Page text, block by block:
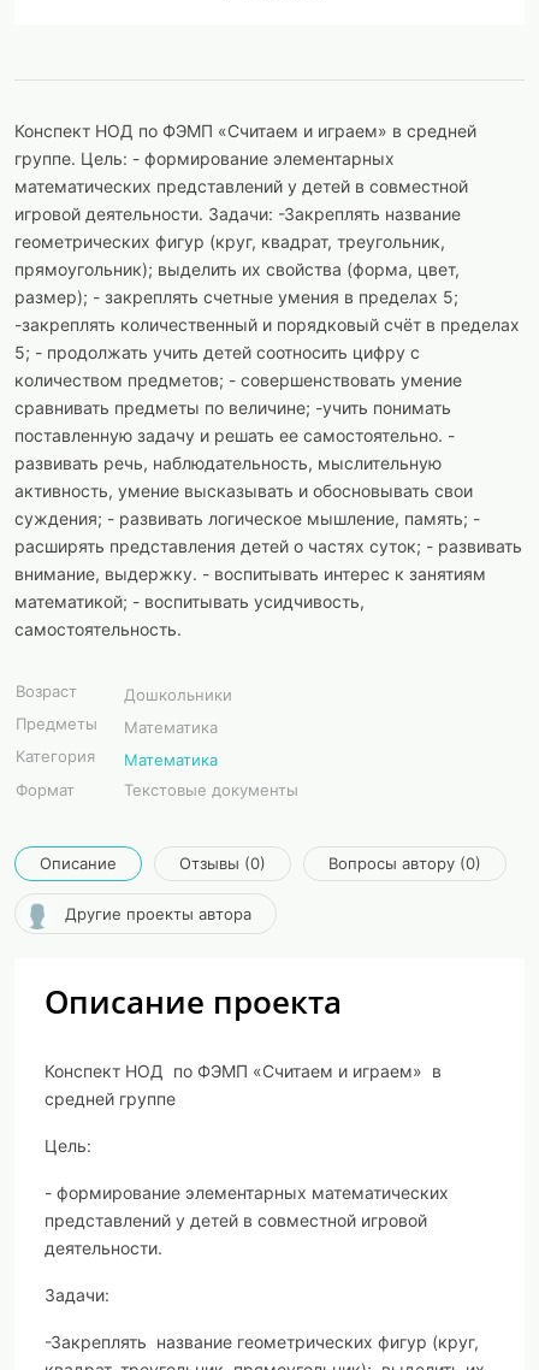
Конспект НОД по ФЭМП «Считаем и играем» в средней
группе. Цель: - формирование элементарных
математических представлений у детей в совместной
игровой деятельности. Задачи: -Закреплять название
геометрических фигур (круг, квадрат, треугольник,
прямоугольник); выделить их свойства (форма, цвет,
размер); - закреплять счетные умения в пределах 5;
-закреплять количественный и порядковый счёт в пределах
5; - продолжать учить детей соотносить цифру с
количеством предметов; - совершенствовать умение
сравнивать предметы по величине; -учить понимать
поставленную задачу и решать ее самостоятельно. -
развивать речь, наблюдательность, мыслительную
активность, умение высказывать и обосновывать свои
суждения; - развивать логическое мышление, память; -
расширять представления детей о частях суток; - развивать
внимание, выдержку. - воспитывать интерес к занятиям
математикой; - воспитывать усидчивость,
самостоятельность.
Возраст
Дошкольники
Предметы
Математика
Категория
Математика
Формат
Текстовые документы
Описание Отзывы (0) Вопросы автору (0)
Другие проекты автора
Описание проекта
Конспект НОД по ФЭМП «Считаем и играем» в
средней группе
Цель:
- формирование элементарных математических
представлений у детей в совместной игровой
деятельности.
Задачи:
-Закреплять название геометрических фигур (круг,